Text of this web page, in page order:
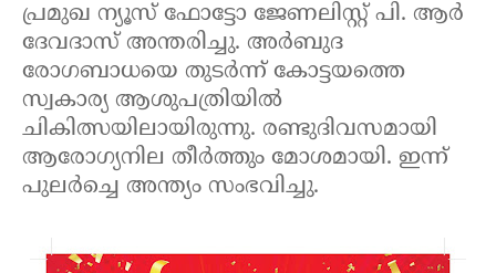
പ്രമുഖ ന്യൂസ് ഫോട്ടോ ജേണലിസ്റ്റ് പി. ആർ
ദേവദാസ് അന്തരിച്ചു. അർബുദ
രോഗബാധയെ തുടർന്ന് കോട്ടയത്തെ
സ്വകാര്യ ആശുപത്രിയിൽ
ചികിത്സയിലായിരുന്നു. രണ്ടുദിവസമായി
ആരോഗ്യനില തീർത്തും മോശമായി. ഇന്ന്
പുലർച്ചെ അന്ത്യം സംഭവിച്ചു.